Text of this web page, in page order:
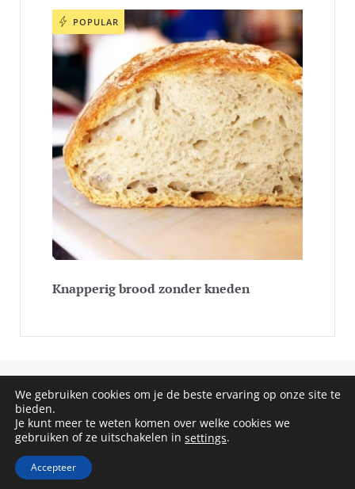
POPULAR
Knapperig brood zonder kneden
COPYRIGHT © 2020 - 2026 SOS RECEPTEN. ALL RIGHTS
RESERVED
We gebruiken cookies om je de beste ervaring op onze site te
bieden.
Je kunt meer te weten komen over welke cookies we
gebruiken of ze uitschakelen in settings.
Accepteer